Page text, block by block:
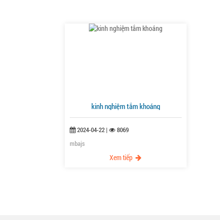
kinh nghiệm tắm khoáng
2024-04-22 |
8069
mbajs
Xem tiếp